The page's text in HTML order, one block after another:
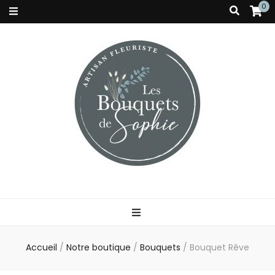
0
Accueil / Notre boutique / Bouquets / Bouquet Rêve